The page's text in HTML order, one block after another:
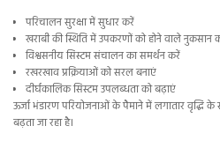
परिचालन सुरक्षा में सुधार करें
खराबी की स्थिति में उपकरणों को होने वाले
विश्वसनीय सिस्टम संचालन का समर्थन करें
रखरखाव प्रक्रियाओं को सरल बनाएं
दीर्घकालिक सिस्टम उपलब्धता को बढ़ाएं
ऊर्जा भंडारण परियोजनाओं के पैमाने में लगातार वृद्धि के
बढ़ता जा रहा है।